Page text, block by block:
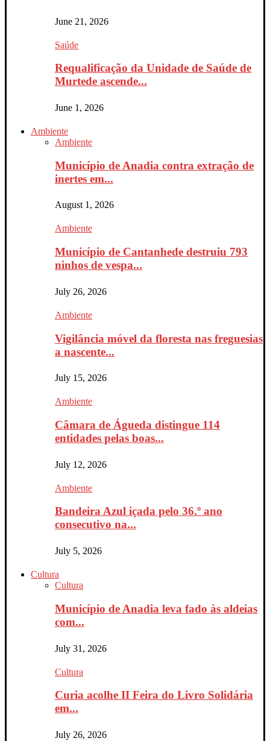
June 21, 2026
Saúde
Requalificação da Unidade de Saúde de
Murtede ascende...
June 1, 2026
Ambiente
Ambiente
Município de Anadia contra extração de
inertes em...
August 1, 2026
Ambiente
Município de Cantanhede destruiu 793
ninhos de vespa...
July 26, 2026
Ambiente
Vigilância móvel da floresta nas freguesias
a nascente...
July 15, 2026
Ambiente
Câmara de Águeda distingue 114
entidades pelas boas...
July 12, 2026
Ambiente
Bandeira Azul içada pelo 36.º ano
consecutivo na...
July 5, 2026
Cultura
Cultura
Município de Anadia leva fado às aldeias
com...
July 31, 2026
Cultura
Curia acolhe II Feira do Livro Solidária
em...
July 26, 2026